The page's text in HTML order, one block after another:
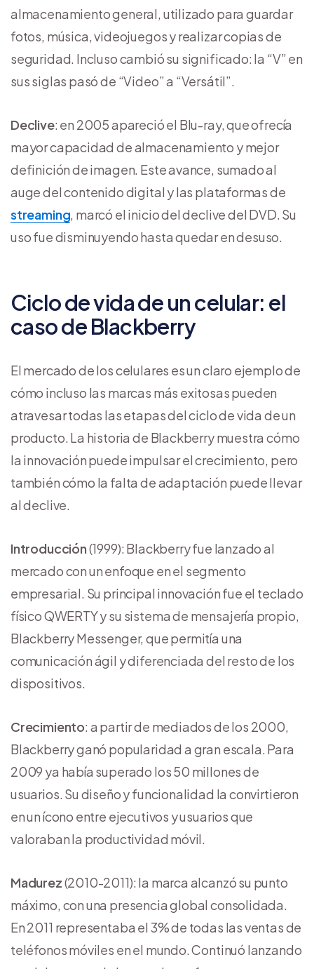
almacenamiento general, utilizado para guardar
fotos, música, videojuegos y realizar copias de
seguridad. Incluso cambió su significado: la “V” en
sus siglas pasó de “Video” a “Versátil”.
Declive: en 2005 apareció el Blu-ray, que ofrecía
mayor capacidad de almacenamiento y mejor
definición de imagen. Este avance, sumado al
auge del contenido digital y las plataformas de
streaming, marcó el inicio del declive del DVD. Su
uso fue disminuyendo hasta quedar en desuso.
Ciclo de vida de un celular: el
caso de Blackberry
El mercado de los celulares es un claro ejemplo de
cómo incluso las marcas más exitosas pueden
atravesar todas las etapas del ciclo de vida de un
producto. La historia de Blackberry muestra cómo
la innovación puede impulsar el crecimiento, pero
también cómo la falta de adaptación puede llevar
al declive.
Introducción(1999): Blackberry fue lanzado al
mercado con un enfoque en el segmento
empresarial. Su principal innovación fue el teclado
físico QWERTY y su sistema de mensajería propio,
Blackberry Messenger, que permitía una
comunicación ágil y diferenciada del resto de los
dispositivos.
Crecimiento: a partir de mediados de los 2000,
Blackberry ganó popularidad a gran escala. Para
2009 ya había superado los 50 millones de
usuarios. Su diseño y funcionalidad la convirtieron
en un ícono entre ejecutivos y usuarios que
valoraban la productividad móvil.
Madurez(2010-2011): la marca alcanzó su punto
máximo, con una presencia global consolidada.
En 2011 representaba el 3% de todas las ventas de
teléfonos móviles en el mundo. Continuó lanzando